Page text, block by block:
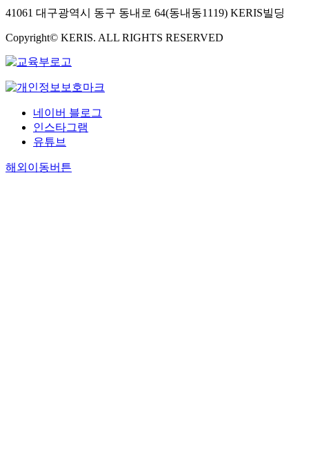
41061 대구광역시 동구 동내로 64(동내동1119) KERIS빌딩
Copyright© KERIS. ALL RIGHTS RESERVED
네이버 블로그
인스타그램
유튜브
해외이동버튼